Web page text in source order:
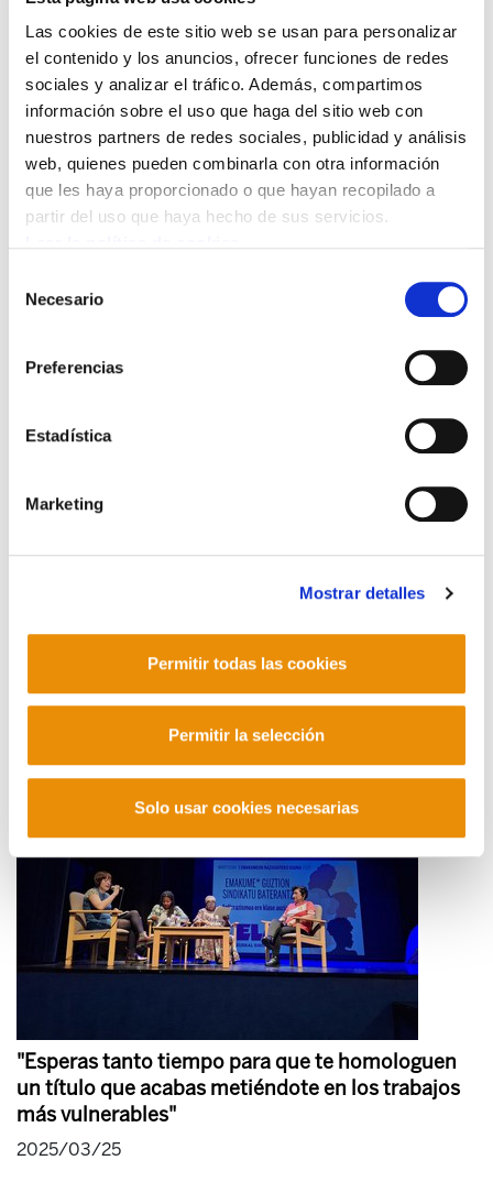
Las cookies de este sitio web se usan para personalizar
el contenido y los anuncios, ofrecer funciones de redes
sociales y analizar el tráfico. Además, compartimos
información sobre el uso que haga del sitio web con
nuestros partners de redes sociales, publicidad y análisis
web, quienes pueden combinarla con otra información
que les haya proporcionado o que hayan recopilado a
partir del uso que haya hecho de sus servicios.
Necesario
Preferencias
Estadística
Marketing
Mostrar detalles
Permitir todas las cookies
Permitir la selección
Solo usar cookies necesarias
(Publicación) Análisis de Coyuntura 147: Una
"Estoy muy feliz y muy contenta de estar con el
sindicato ELA"
"Esperas tanto tiempo para que te homologuen
un título que acabas metiéndote en los trabajos
más vulnerables"
2025/03/25